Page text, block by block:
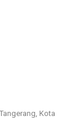
Kota